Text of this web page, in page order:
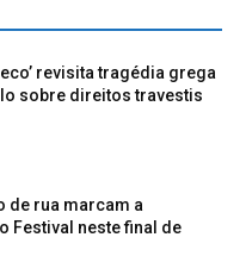
revisita tragédia grega
sobre direitos travestis
de rua marcam a
Festival neste final de